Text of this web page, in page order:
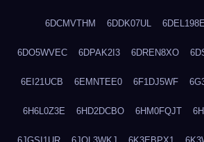
6DCMVTHM 6DDK07UL 6DEL198E
6DO5WVEC 6DPAK2I3 6DREN8XO
6EI21UCB 6EMNTEE0 6F1DJ5WF
6H6L0Z3E 6HD2DCBO 6HM0FQJT